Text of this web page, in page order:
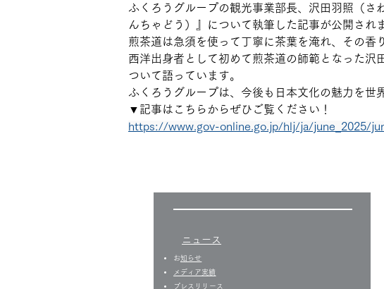
[object Object]
ふくろうグループの観光事業部長、沢田羽照（
んちゃどう）』について執筆した記事が公開され
煎茶道は急須を使って丁寧に茶葉を淹れ、その香
西洋出身者として初めて煎茶道の師範となった沢
ついて語っています。
ふくろうグループは、今後も日本文化の魅力を世
▼記事はこちらからぜひご覧ください！
https://www.gov-online.go.jp/hlj/ja/june_2025/
ニュース
​お知らせ
​​メディア実績
プレスリリース